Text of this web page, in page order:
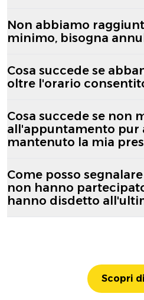
Non abbiamo
minimo, bisogna
Cosa succede se
oltre l'orario
Cosa succede se non
all'appuntamento pur
mantenuto la mia
Come posso
non hanno
hanno disdetto
Scopri